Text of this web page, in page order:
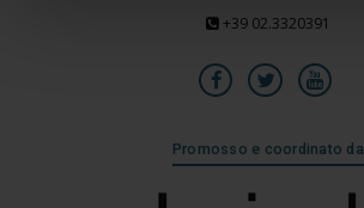
+39 02.3320391
Promosso e coordinato da